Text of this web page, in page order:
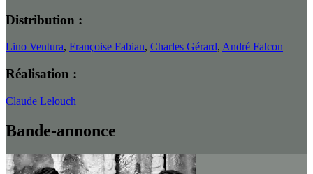
Distribution :
Lino Ventura, Françoise Fabian, Charles Gérard, André Falcon
Réalisation :
Claude Lelouch
Bande-annonce